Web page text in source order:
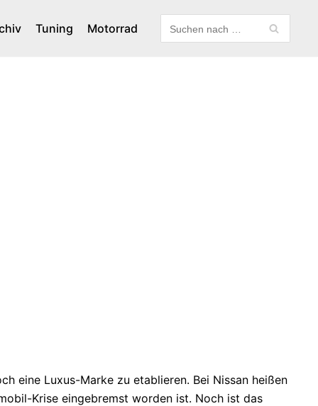
Tuning Motorrad
eine Luxus-Marke zu etablieren. Bei Nissan heißen
Krise eingebremst worden ist. Noch ist das